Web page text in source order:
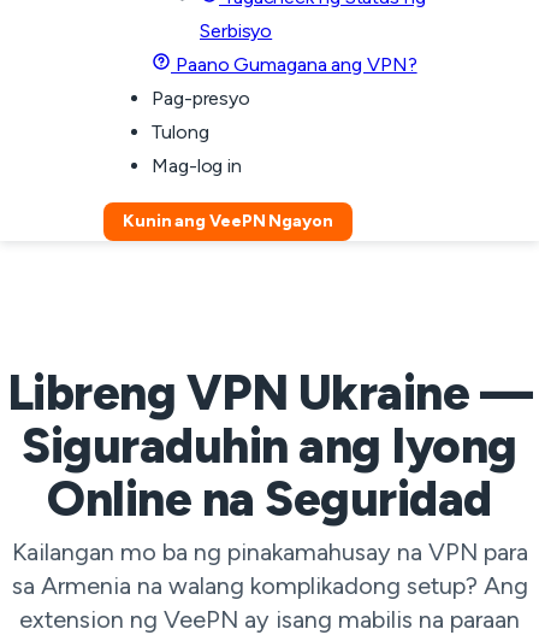
Serbisyo
Paano Gumagana ang VPN?
Pag-presyo
Tulong
Mag-log in
Kunin ang VeePN Ngayon
Libreng VPN Ukraine —
Siguraduhin ang Iyong
Online na Seguridad
Kailangan mo ba ng pinakamahusay na VPN para
sa Armenia na walang komplikadong setup? Ang
extension ng VeePN ay isang mabilis na paraan